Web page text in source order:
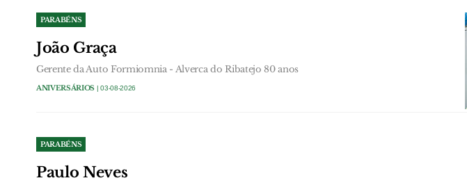
PARABÉNS
João Graça
Gerente da Auto Formiomnia - Alverca do Ribatejo 80 anos
ANIVERSÁRIOS | 03-08-2026
PARABÉNS
Paulo Neves